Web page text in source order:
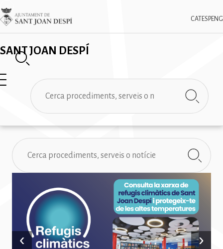
Vés
al
contingut
SANT JOAN DESPÍ
CAT ESPENG
Imatge
✕
Cerca
Cerca
‹ ›